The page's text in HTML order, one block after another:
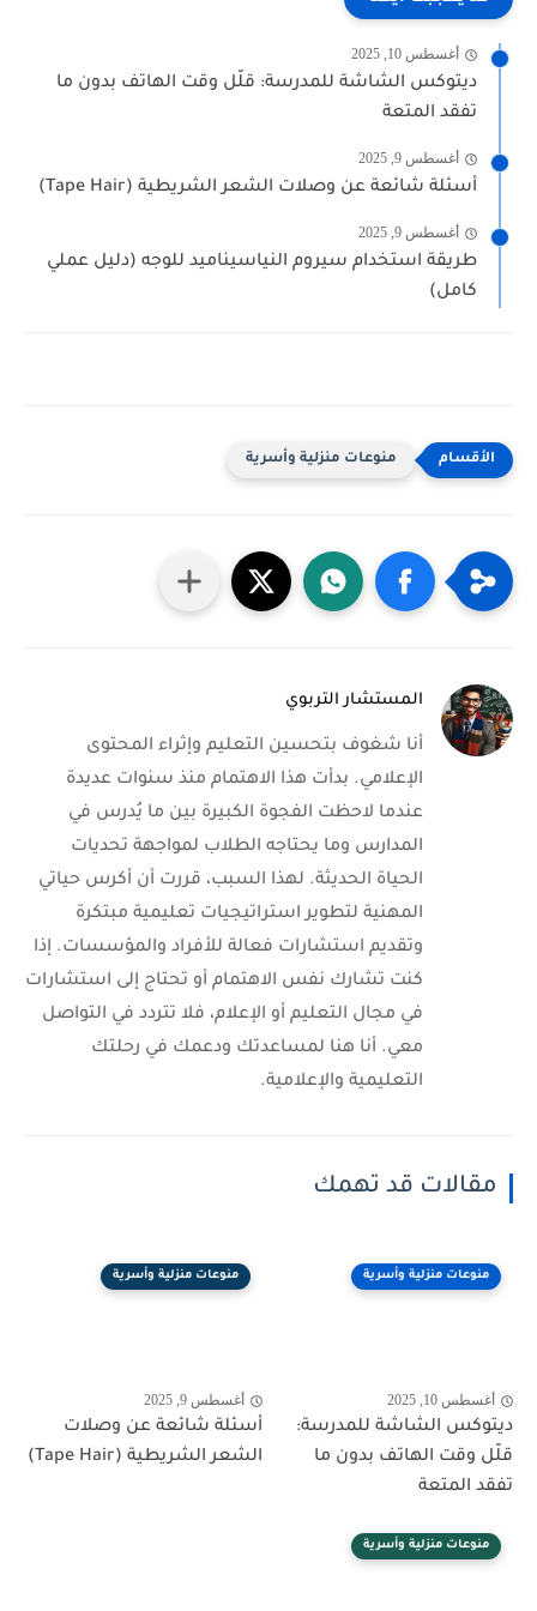
أغسطس 10, 2025
ديتوكس الشاشة للمدرسة: قلّل وقت الهاتف بدون ما
تفقد المتعة
أغسطس 9, 2025
أسئلة شائعة عن وصلات الشعر الشريطية (Tape Hair)
أغسطس 9, 2025
طريقة استخدام سيروم النياسيناميد للوجه (دليل عملي
كامل)
منوعات منزلية وأسرية
المستشار التربوي
أنا شغوف بتحسين التعليم وإثراء المحتوى
الإعلامي. بدأت هذا الاهتمام منذ سنوات عديدة
عندما لاحظت الفجوة الكبيرة بين ما يُدرس في
المدارس وما يحتاجه الطلاب لمواجهة تحديات
الحياة الحديثة. لهذا السبب، قررت أن أكرس حياتي
المهنية لتطوير استراتيجيات تعليمية مبتكرة
وتقديم استشارات فعالة للأفراد والمؤسسات. إذا
كنت تشارك نفس الاهتمام أو تحتاج إلى استشارات
في مجال التعليم أو الإعلام، فلا تتردد في التواصل
معي. أنا هنا لمساعدتك ودعمك في رحلتك
التعليمية والإعلامية.
مقالات قد تهمك
منوعات منزلية وأسرية
أغسطس 10, 2025
ديتوكس الشاشة للمدرسة:
قلّل وقت الهاتف بدون ما
تفقد المتعة
منوعات منزلية وأسرية
أغسطس 9, 2025
أسئلة شائعة عن وصلات
الشعر الشريطية (Tape Hair)
منوعات منزلية وأسرية